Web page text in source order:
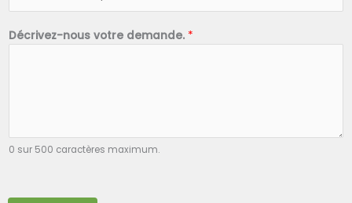
Décrivez-nous votre demande. *
0 sur 500 caractères maximum.